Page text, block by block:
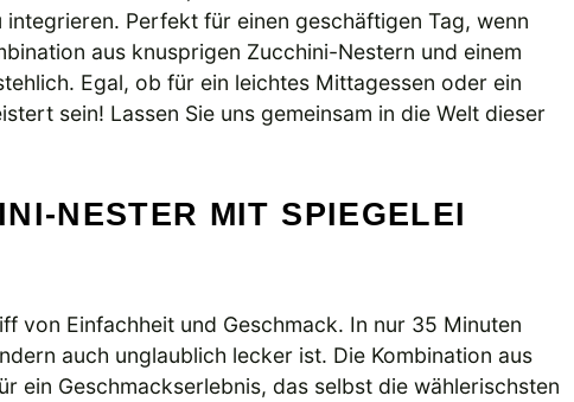
Perfekt für einen geschäftigen Tag, wenn
aus knusprigen Zucchini-Nestern und einem
Egal, ob für ein leichtes Mittagessen oder ein
sein! Lassen Sie uns gemeinsam in die Welt dieser
NESTER MIT SPIEGELEI
von Einfachheit und Geschmack. In nur 35 Minuten
auch unglaublich lecker ist. Die Kombination aus
ein Geschmackserlebnis, das selbst die wählerischsten